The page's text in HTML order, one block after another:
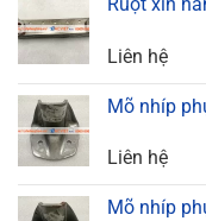
Liên hệ
Mõ nhíp
Liên hệ
Mõ nhíp